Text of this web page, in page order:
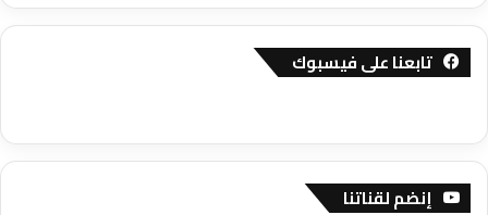
تابعنا على فيسبوك
إنضم لقناتنا